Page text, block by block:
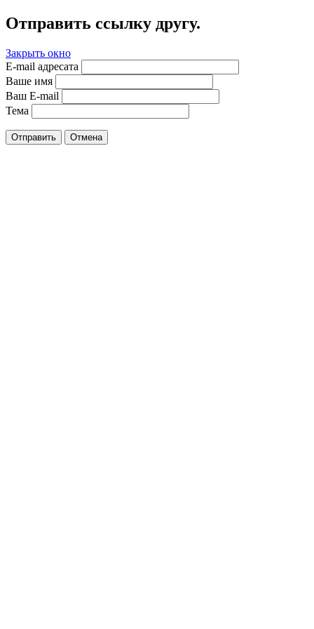
Отправить ссылку другу.
Закрыть окно
E-mail адресата
Ваше имя
Ваш E-mail
Тема
Отправить Отмена